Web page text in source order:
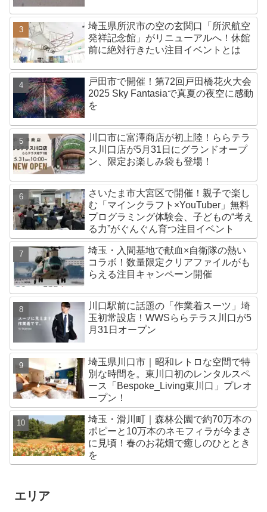
埼玉県所沢市の空の玄関口「所沢航空
発祥記念館」がリニューアルへ！休館
前に絶対行きたい注目イベントとは
戸田市で開催！第72回戸田橋花火大会
2025 Sky Fantasiaで真夏の夜空に感動
を
川口市に富澤商店が初上陸！ららテラ
ス川口店が5月31日にグランドオープ
ン、限定お楽しみ袋も登場！
さいたま市大宮区で開催！親子で楽し
む「マインクラフト×YouTuber」無料
プログラミング体験会、子どもの“考え
る力”がぐんぐん育つ注目イベント
埼玉・入間基地で献血×自衛隊の熱い
コラボ！数量限定クリアファイルがも
らえる注目キャンペーン開催
川口駅前に話題の「作業着スーツ」埼
玉初常設店！WWSららテラス川口が5
月31日オープン
埼玉県川口市｜昭和レトロな空間で特
別な時間を。東川口初のレンタルスペ
ース「Bespoke_Living東川口」プレオ
ープン！
埼玉・滑川町｜森林公園で約70万本の
ポピーと10万本のネモフィラが今まさ
に見頃！春のお花畑で癒しのひととき
を
エリア